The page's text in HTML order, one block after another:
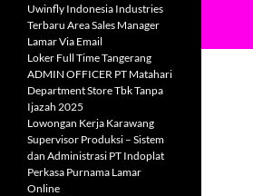
Uwinfly Indonesia Industries
Terbaru Area Sales Manager
Lamar Via Email
Loker Full Time Tangerang
ADMIN OFFICER PT Matahari
Department Store Tbk Tanpa
Ijazah 2025
Lowongan Kerja Karawang
Supervisor Produksi – Sistem
dan Administrasi PT Indoplat
Perkasa Purnama Lamar
Online